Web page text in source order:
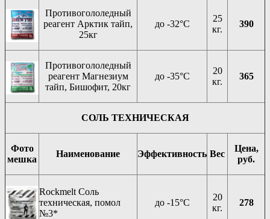
Противогололедный
реагент Арктик тайп,
25кг
до -32°C
25
кг.
390
Противогололедный
реагент Магнезиум
тайп, Бишофит, 20кг
до -35°C
20
кг.
365
СОЛЬ ТЕХНИЧЕСКАЯ
Фото
мешка
Наименование Эффективность Вес
Цена,
руб.
Rockmelt Соль
техническая, помол
№3*
до -15°C
20
кг.
278